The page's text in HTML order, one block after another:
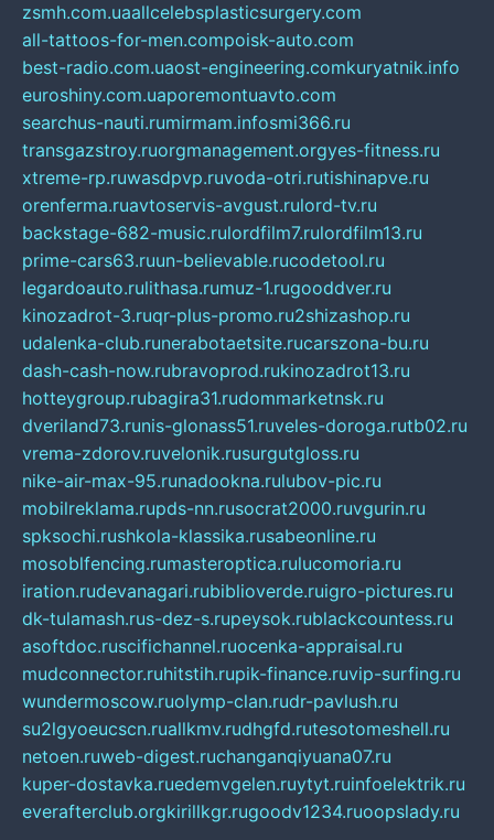
zsmh.com.uaallcelebsplasticsurgery.com
all-tattoos-for-men.compoisk-auto.com
best-radio.com.uaost-engineering.comkuryatnik.info
euroshiny.com.uaporemontuavto.com
searchus-nauti.rumirmam.infosmi366.ru
transgazstroy.ruorgmanagement.orgyes-fitness.ru
xtreme-rp.ruwasdpvp.ruvoda-otri.rutishinapve.ru
orenferma.ruavtoservis-avgust.rulord-tv.ru
backstage-682-music.rulordfilm7.rulordfilm13.ru
prime-cars63.ruun-believable.rucodetool.ru
legardoauto.rulithasa.rumuz-1.rugooddver.ru
kinozadrot-3.ruqr-plus-promo.ru2shizashop.ru
udalenka-club.runerabotaetsite.rucarszona-bu.ru
dash-cash-now.rubravoprod.rukinozadrot13.ru
hotteygroup.rubagira31.rudommarketnsk.ru
dveriland73.runis-glonass51.ruveles-doroga.rutb02.ru
vrema-zdorov.ruvelonik.rusurgutgloss.ru
nike-air-max-95.runadookna.rulubov-pic.ru
mobilreklama.rupds-nn.rusocrat2000.ruvgurin.ru
spksochi.rushkola-klassika.rusabeonline.ru
mosoblfencing.rumasteroptica.rulucomoria.ru
iration.rudevanagari.rubiblioverde.ruigro-pictures.ru
dk-tulamash.rus-dez-s.rupeysok.rublackcountess.ru
asoftdoc.ruscifichannel.ruocenka-appraisal.ru
mudconnector.ruhitstih.rupik-finance.ruvip-surfing.ru
wundermoscow.ruolymp-clan.rudr-pavlush.ru
su2lgyoeucscn.ruallkmv.rudhgfd.rutesotomeshell.ru
netoen.ruweb-digest.ruchanganqiyuana07.ru
kuper-dostavka.ruedemvgelen.ruytyt.ruinfoelektrik.ru
everafterclub.orgkirillkgr.rugoodv1234.ruoopslady.ru